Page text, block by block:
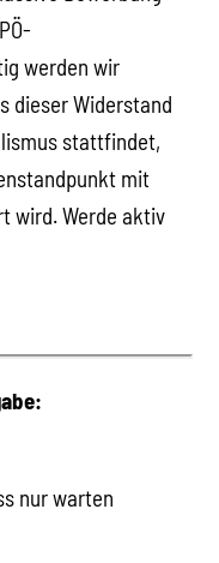
werden wir
dieser Widerstand
stattfindet,
mit
wird. Werde aktiv
nur warten